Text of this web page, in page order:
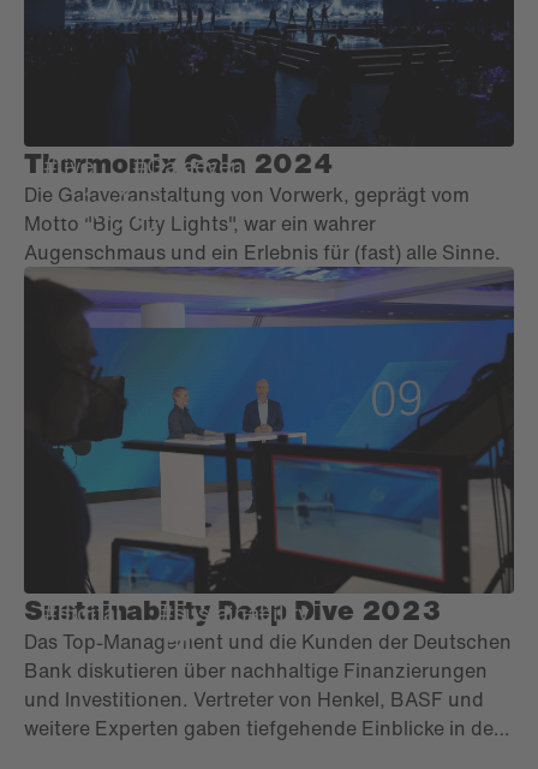
#live #Galaevent
Thermomix Gala 2024
Die Galaveranstaltung von Vorwerk, geprägt vom
Motto "Big City Lights", war ein wahrer
Augenschmaus und ein Erlebnis für (fast) alle Sinne.
#digital #sustainability
Sustainability Deep Dive 2023
Das Top-Management und die Kunden der Deutschen
Bank diskutieren über nachhaltige Finanzierungen
und Investitionen. Vertreter von Henkel, BASF und
weitere Experten gaben tiefgehende Einblicke in den